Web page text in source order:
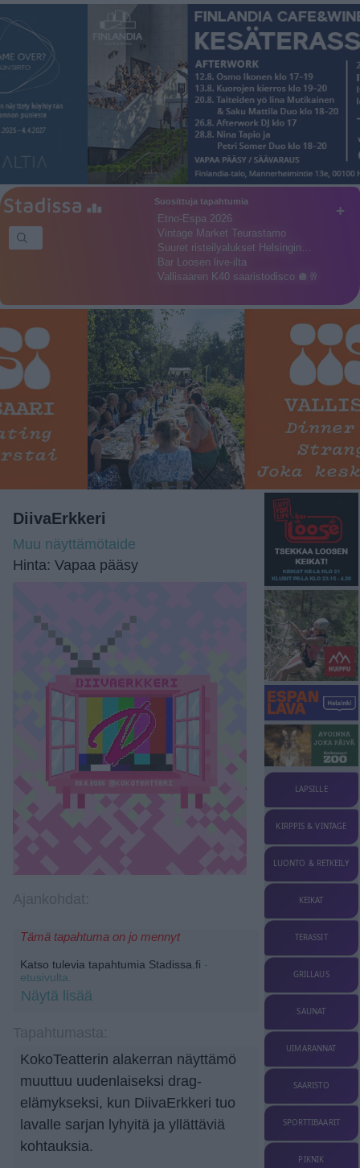
+
Suosittuja tapahtumia
Etno-Espa 2026
Vintage Market Teurastamo
Suuret risteilyalukset Helsingin…
Bar Loosen live-ilta
Vallisaaren K40 saaristodisco 🪩🥂
DiivaErkkeri
Muu näyttämötaide
Hinta: Vapaa pääsy
Tämä tapahtuma on jo mennyt
Katso tulevia tapahtumia Stadissa.fi -
etusivulta.
Näytä lisää
KokoTeatterin alakerran näyttämö
muuttuu uudenlaiseksi drag-
elämykseksi, kun DiivaErkkeri tuo
lavalle sarjan lyhyitä ja yllättäviä
kohtauksia.
LAPSILLE
KIRPPIS & VINTAGE
LUONTO & RETKEILY
KEIKAT
TERASSIT
GRILLAUS
SAUNAT
UIMARANNAT
SAARISTO
SPORTTIBAARIT
PIKNIK